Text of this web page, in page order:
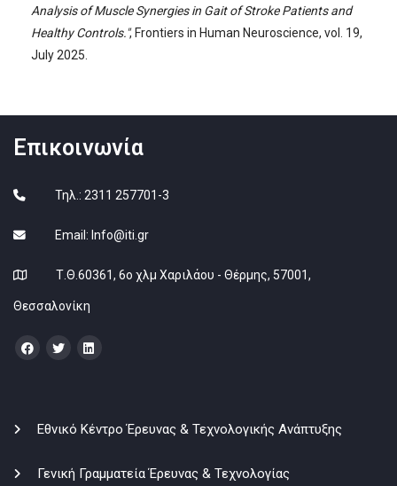
Analysis of Muscle Synergies in Gait of Stroke Patients and
Healthy Controls.", Frontiers in Human Neuroscience, vol. 19,
July 2025.
Επικοινωνία
Τηλ.: 2311 257701-3
Email: Info@iti.gr
Τ.Θ.60361, 6ο χλμ Χαριλάου - Θέρμης, 57001,
Θεσσαλονίκη
Εθνικό Κέντρο Έρευνας & Τεχνολογικής Ανάπτυξης
Γενική Γραμματεία Έρευνας & Τεχνολογίας